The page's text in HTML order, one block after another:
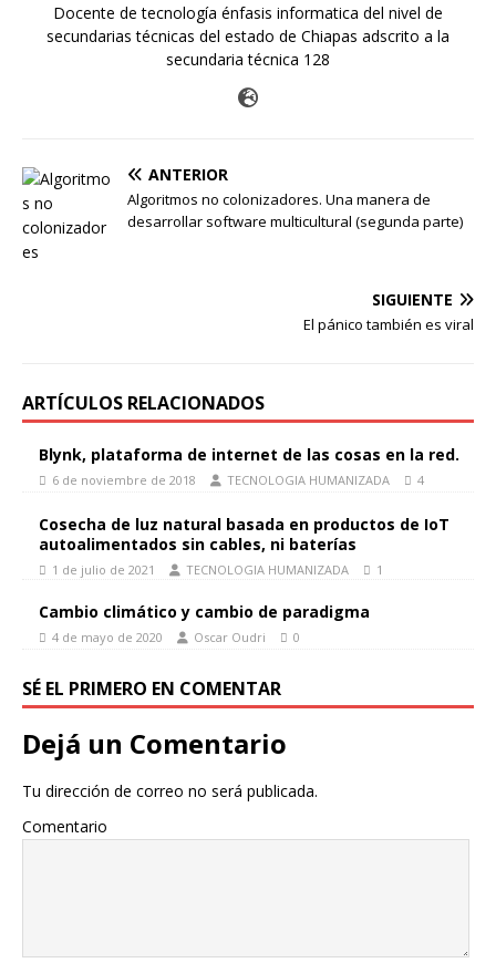
Docente de tecnología énfasis informatica del nivel de
secundarias técnicas del estado de Chiapas adscrito a la
secundaria técnica 128
ANTERIOR
Algoritmos no colonizadores. Una manera de
desarrollar software multicultural (segunda parte)
SIGUIENTE
El pánico también es viral
ARTÍCULOS RELACIONADOS
Blynk, plataforma de internet de las cosas en la red.
6 de noviembre de 2018 TECNOLOGIA HUMANIZADA 4
Cosecha de luz natural basada en productos de IoT
autoalimentados sin cables, ni baterías
1 de julio de 2021 TECNOLOGIA HUMANIZADA 1
Cambio climático y cambio de paradigma
4 de mayo de 2020 Oscar Oudri 0
SÉ EL PRIMERO EN COMENTAR
Dejá un Comentario
Tu dirección de correo no será publicada.
Comentario